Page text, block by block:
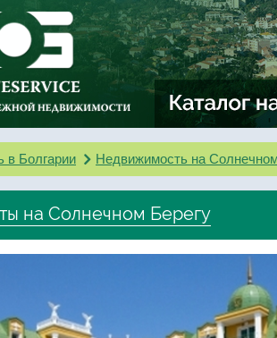
в Болгарии Недвижимость на
на Солнечном Берегу